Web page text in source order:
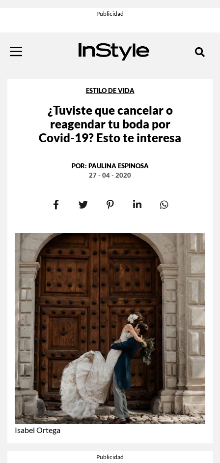
Isabel Ortega
ESTILO DE VIDA
¿Tuviste que cancelar o
reagendar tu boda por
Covid-19? Esto te interesa
POR: PAULINA ESPINOSA
27 - 04 - 2020